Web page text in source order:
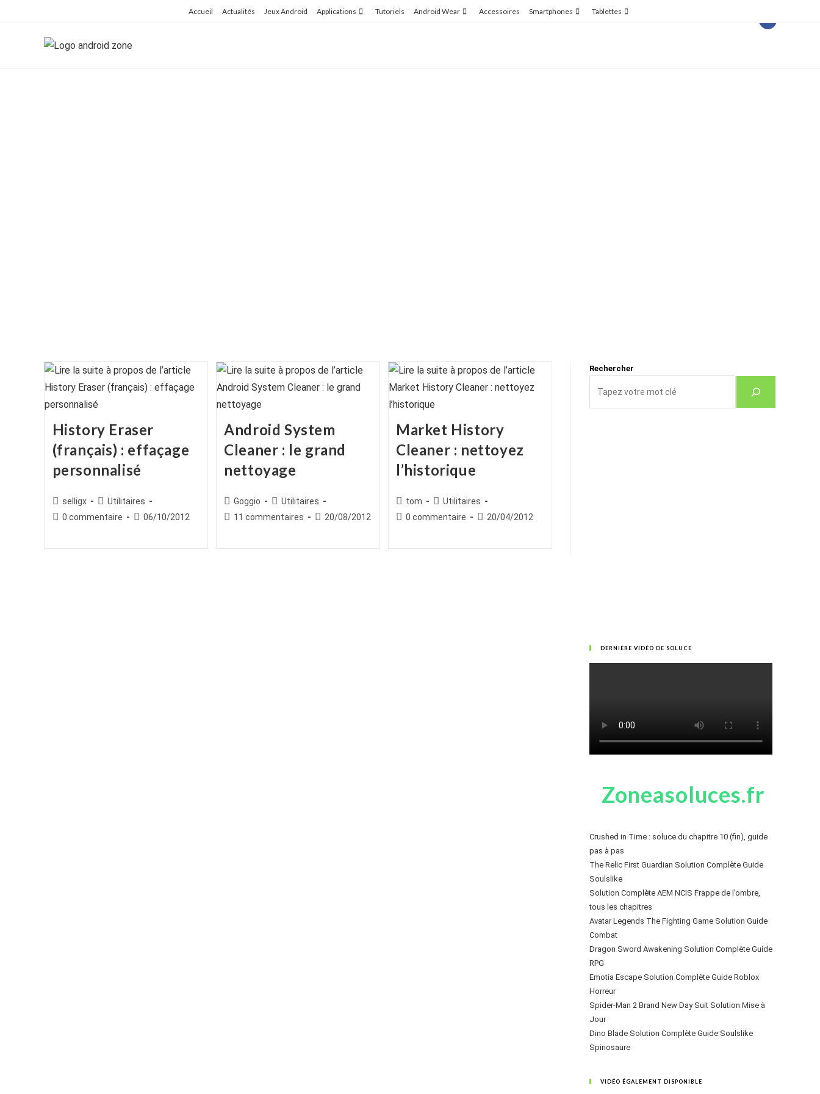
Accueil Actualités Jeux Android Applications Tutoriels Android Wear Accessoires Smartphones Tablettes
History Eraser
(français) : effaçage
personnalisé
Auteur/autrice
de
selligx
Post
category:
Utilitaires
Commentaires
0 commentaire
Publication
06/10/2012
Android System
Cleaner : le grand
nettoyage
Auteur/autrice
de
Goggio
Post
category:
Utilitaires
Commentaires
11 commentaires
Publication
20/08/2012
Market History
Cleaner : nettoyez
l’historique
Auteur/autrice
de
tom
Post
category:
Utilitaires
Commentaires
0 commentaire
Publication
20/04/2012
Rechercher
DERNIÈRE VIDÉO DE SOLUCE
Zoneasoluces.fr
Crushed in Time : soluce du chapitre 10 (fin), guide
pas à pas
The Relic First Guardian Solution Complète Guide
Soulslike
Solution Complète AEM NCIS Frappe de l’ombre,
tous les chapitres
Avatar Legends The Fighting Game Solution Guide
Combat
Dragon Sword Awakening Solution Complète Guide
RPG
Emotia Escape Solution Complète Guide Roblox
Horreur
Spider-Man 2 Brand New Day Suit Solution Mise à
Jour
Dino Blade Solution Complète Guide Soulslike
Spinosaure
VIDÉO ÉGALEMENT DISPONIBLE